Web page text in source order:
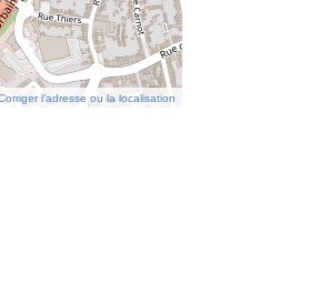
l’adresse ou la localisation